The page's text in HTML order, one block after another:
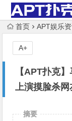
首页 APT娱乐
【APT扑克
上演摸脸杀
A+
摘要